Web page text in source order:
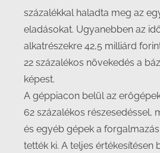
százalékkal haladta meg az
eladásokat. Ugyanebben az
alkatrészekre 42,5 milliárd
22 százalékos növekedés a
képest.
A géppiacon belül az
62 százalékos részesedéssel,
és egyéb gépek a
tették ki. A teljes értékesítésen